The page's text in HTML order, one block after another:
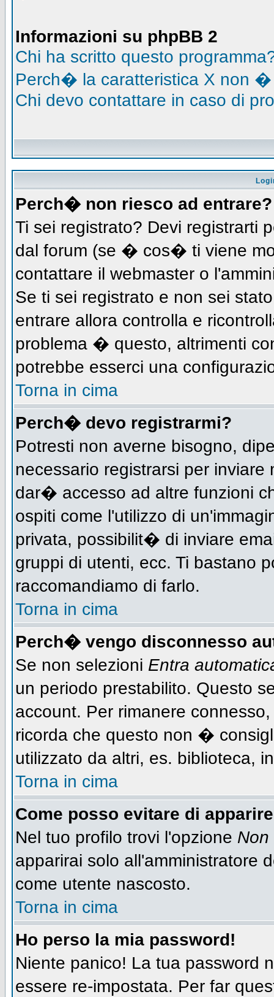
Informazioni su phpBB 2
Chi ha scritto questo
Perch� la caratteristica X non �
Chi devo contattare in caso di
Perch� non riesco ad entrare?
Ti sei registrato? Devi registrarti
dal forum (se � cos� ti viene
contattare il webmaster o
Se ti sei registrato e non sei
entrare allora controlla e
problema � questo, altrimenti
potrebbe esserci una
Torna in cima
Perch� devo registrarmi?
Potresti non averne bisogno,
necessario registrarsi per
dar� accesso ad altre funzioni
ospiti come l'utilizzo di
privata, possibilit� di inviare
gruppi di utenti, ecc. Ti bastano
raccomandiamo di farlo.
Torna in cima
Perch� vengo disconnesso
Se non selezioni Entra
un periodo prestabilito. Questo
account. Per rimanere
ricorda che questo non �
utilizzato da altri, es. biblioteca,
Torna in cima
Come posso evitare di
Nel tuo profilo trovi l'opzione Non
apparirai solo all'amministratore
come utente nascosto.
Torna in cima
Ho perso la mia password!
Niente panico! La tua
essere re-impostata. Per far